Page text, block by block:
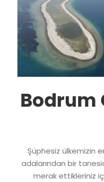
Bodrum
Şüphesiz ülkemizin
adalarından bir
merak ettikleriniz